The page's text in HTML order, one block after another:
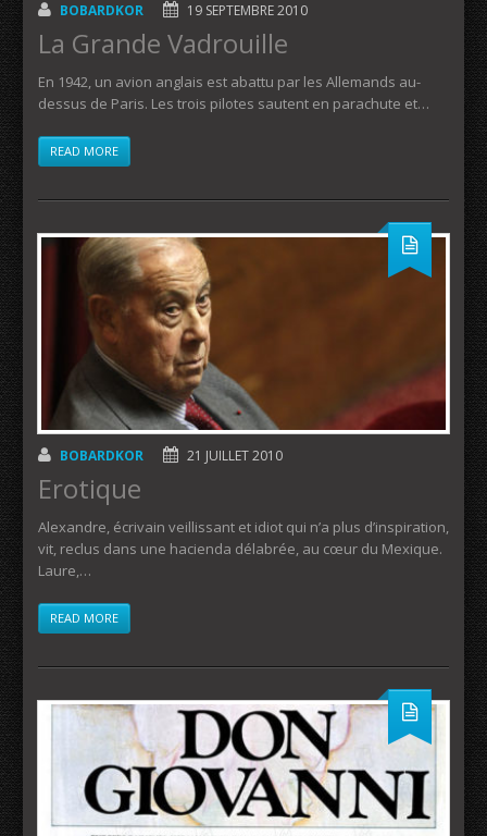
BOBARDKOR 19 SEPTEMBRE 2010
La Grande Vadrouille
En 1942, un avion anglais est abattu par les Allemands au-
dessus de Paris. Les trois pilotes sautent en parachute et…
READ MORE
BOBARDKOR 21 JUILLET 2010
Erotique
Alexandre, écrivain veillissant et idiot qui n’a plus d’inspiration,
vit, reclus dans une hacienda délabrée, au cœur du Mexique.
Laure,…
READ MORE